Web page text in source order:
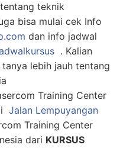
teknik
bisa mulai cek Info
dan info jadwal
. Kalian
lebih jauh tentang
Training Center
Jalan Lempuyangan
Training Center
dari KURSUS